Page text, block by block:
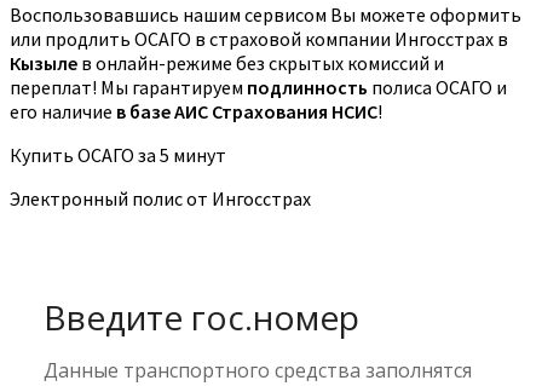
Воспользовавшись нашим сервисом Вы можете оформить
или продлить ОСАГО в страховой компании Ингосстрах в
Кызыле в онлайн-режиме без скрытых комиссий и
переплат! Мы гарантируем подлинность полиса ОСАГО и
его наличие в базе АИС Страхования НСИС!
Купить ОСАГО за 5 минут
Электронный полис от Ингосстрах